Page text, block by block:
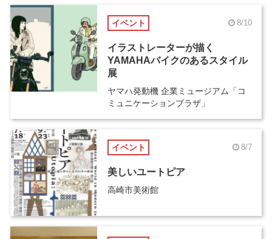
イベント 8/10
イラストレーターが描く
YAMAHAバイクのあるスタイル
展
ヤマハ発動機 企業ミュージアム「コ
ミュニケーションプラザ」
イベント 8/7
美しいユートピア
高崎市美術館